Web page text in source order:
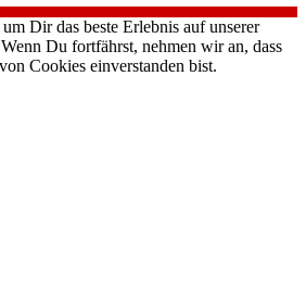
Dir das beste Erlebnis auf unserer
Du fortfährst, nehmen wir an, dass
Cookies einverstanden bist.